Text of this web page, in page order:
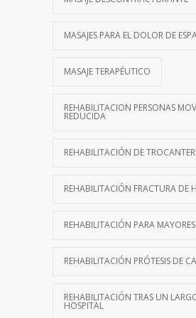
MASAJES PARA EL DOLOR DE
MASAJE TERAPÉUTICO
REHABILITACION PERSONAS
REDUCIDA
REHABILITACIÓN DE
REHABILITACIÓN FRACTURA DE
REHABILITACIÓN PARA MAYORES
REHABILITACIÓN PRÓTESIS DE
REHABILITACIÓN TRAS UN
HOSPITAL